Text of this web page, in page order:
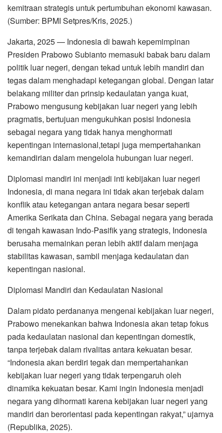
kemitraan strategis untuk pertumbuhan ekonomi kawasan.
(Sumber: BPMI Setpres/Kris, 2025.)
Jakarta, 2025 — Indonesia di bawah kepemimpinan
Presiden Prabowo Subianto memasuki babak baru dalam
politik luar negeri, dengan tekad untuk lebih mandiri dan
tegas dalam menghadapi ketegangan global. Dengan latar
belakang militer dan prinsip kedaulatan yanga kuat,
Prabowo mengusung kebijakan luar negeri yang lebih
pragmatis, bertujuan mengukuhkan posisi Indonesia
sebagai negara yang tidak hanya menghormati
kepentingan internasional,tetapi juga mempertahankan
kemandirian dalam mengelola hubungan luar negeri.
Diplomasi mandiri ini menjadi inti kebijakan luar negeri
Indonesia, di mana negara ini tidak akan terjebak dalam
konflik atau ketegangan antara negara besar seperti
Amerika Serikata dan China. Sebagai negara yang berada
di tengah kawasan Indo-Pasifik yang strategis, Indonesia
berusaha memainkan peran lebih aktif dalam menjaga
stabilitas kawasan, sambil menjaga kedaulatan dan
kepentingan nasional.
Diplomasi Mandiri dan Kedaulatan Nasional
Dalam pidato perdananya mengenai kebijakan luar negeri,
Prabowo menekankan bahwa Indonesia akan tetap fokus
pada kedaulatan nasional dan kepentingan domestik,
tanpa terjebak dalam rivalitas antara kekuatan besar.
“Indonesia akan berdiri tegak dan mempertahankan
kebijakan luar negeri yang tidak terpengaruh oleh
dinamika kekuatan besar. Kami ingin Indonesia menjadi
negara yang dihormati karena kebijakan luar negeri yang
mandiri dan berorientasi pada kepentingan rakyat,” ujarnya
(Republika, 2025).